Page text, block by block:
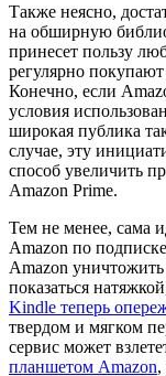
Также неясно,
на обширную
принесет пользу
регулярно
Конечно, если
условия
широкая публика
случае, эту
способ увеличить
Amazon Prime.
Тем не менее, сама
Amazon по
Amazon
показаться
Kindle теперь
твердом и мягком
сервис может
планшетом Amazon,